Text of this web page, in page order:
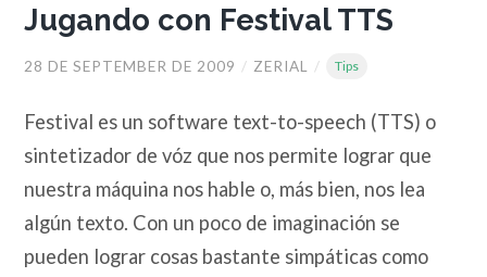
Jugando con Festival TTS
28 DE SEPTEMBER DE 2009 / ZERIAL / Tips
Festival es un software text-to-speech (TTS) o
sintetizador de vóz que nos permite lograr que
nuestra máquina nos hable o, más bien, nos lea
algún texto. Con un poco de imaginación se
pueden lograr cosas bastante simpáticas como